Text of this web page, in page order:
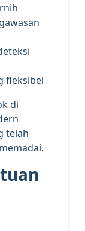
fleksibel
di
telah